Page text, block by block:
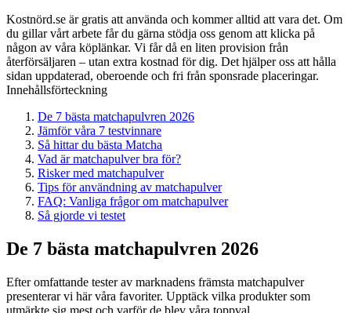
Kostnörd.se är gratis att använda och kommer alltid att vara det. Om
du gillar vårt arbete får du gärna stödja oss genom att klicka på
någon av våra köplänkar. Vi får då en liten provision från
återförsäljaren – utan extra kostnad för dig. Det hjälper oss att hålla
sidan uppdaterad, oberoende och fri från sponsrade placeringar.
Innehållsförteckning
De 7 bästa matchapulvren 2026
Jämför våra 7 testvinnare
Så hittar du bästa Matcha
Vad är matchapulver bra för?
Risker med matchapulver
Tips för användning av matchapulver
FAQ: Vanliga frågor om matchapulver
Så gjorde vi testet
De 7 bästa matchapulvren 2026
Efter omfattande tester av marknadens främsta matchapulver
presenterar vi här våra favoriter. Upptäck vilka produkter som
utmärkte sig mest och varför de blev våra toppval.